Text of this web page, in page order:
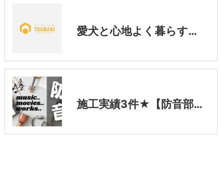
愛犬と心地よく暮らす。新築で取り入れたい「壁の消臭対策」
施工実績3件★【防音部屋をご紹介します】